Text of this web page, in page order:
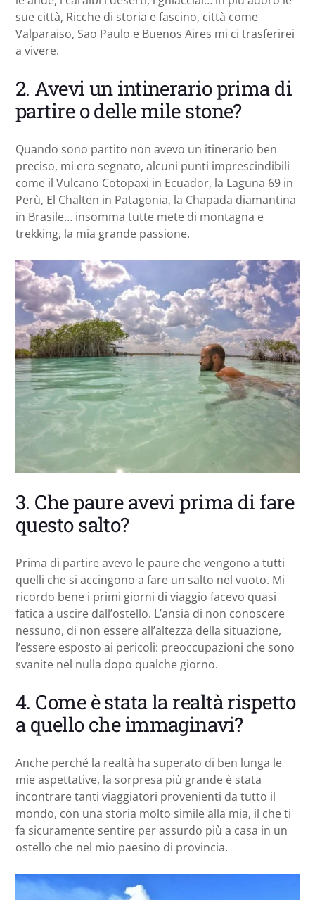
sue città, Ricche di storia e fascino, città come
Valparaiso, Sao Paulo e Buenos Aires mi ci trasferirei
a vivere.
2. Avevi un intinerario prima di
partire o delle mile stone?
Quando sono partito non avevo un itinerario ben
preciso, mi ero segnato, alcuni punti imprescindibili
come il Vulcano Cotopaxi in Ecuador, la Laguna 69 in
Perù, El Chalten in Patagonia, la Chapada diamantina
in Brasile… insomma tutte mete di montagna e
trekking, la mia grande passione.
3. Che paure avevi prima di fare
questo salto?
Prima di partire avevo le paure che vengono a tutti
quelli che si accingono a fare un salto nel vuoto. Mi
ricordo bene i primi giorni di viaggio facevo quasi
fatica a uscire dall’ostello. L’ansia di non conoscere
nessuno, di non essere all’altezza della situazione,
l’essere esposto ai pericoli: preoccupazioni che sono
svanite nel nulla dopo qualche giorno.
4. Come è stata la realtà rispetto
a quello che immaginavi?
Anche perché la realtà ha superato di ben lunga le
mie aspettative, la sorpresa più grande è stata
incontrare tanti viaggiatori provenienti da tutto il
mondo, con una storia molto simile alla mia, il che ti
fa sicuramente sentire per assurdo più a casa in un
ostello che nel mio paesino di provincia.